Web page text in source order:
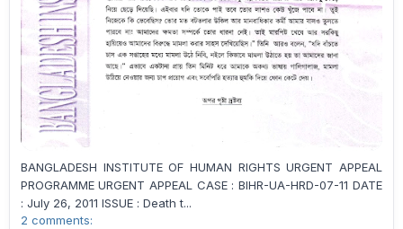
BANGLADESH INSTITUTE OF HUMAN RIGHTS URGENT APPEAL
PROGRAMME URGENT APPEAL CASE : BIHR-UA-HRD-07-11 DATE
: July 26, 2011 ISSUE : Death t...
2 comments: